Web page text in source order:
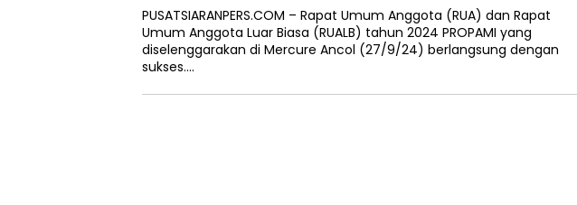
PUSATSIARANPERS.COM – Rapat Umum Anggota (RUA) dan Rapat
Umum Anggota Luar Biasa (RUALB) tahun 2024 PROPAMI yang
diselenggarakan di Mercure Ancol (27/9/24) berlangsung dengan
sukses….